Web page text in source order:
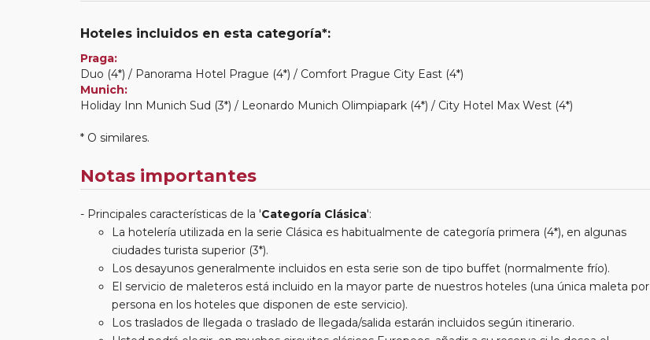
Hoteles incluidos en esta categoría*:
Praga:
Duo (4*) / Panorama Hotel Prague (4*) / Comfort Prague City East (4*)
Munich:
Holiday Inn Munich Sud (3*) / Leonardo Munich Olimpiapark (4*) / City Hotel Max West (4*)
* O similares.
Notas importantes
Principales características de la 'Categoría Clásica':
La hotelería utilizada en la serie Clásica es habitualmente de categoría primera (4*), en algunas
ciudades turista superior (3*).
Los desayunos generalmente incluidos en esta serie son de tipo buffet (normalmente frío).
El servicio de maleteros está incluido en la mayor parte de nuestros hoteles (una única maleta por
persona en los hoteles que disponen de este servicio).
Los traslados de llegada o traslado de llegada/salida estarán incluidos según itinerario.